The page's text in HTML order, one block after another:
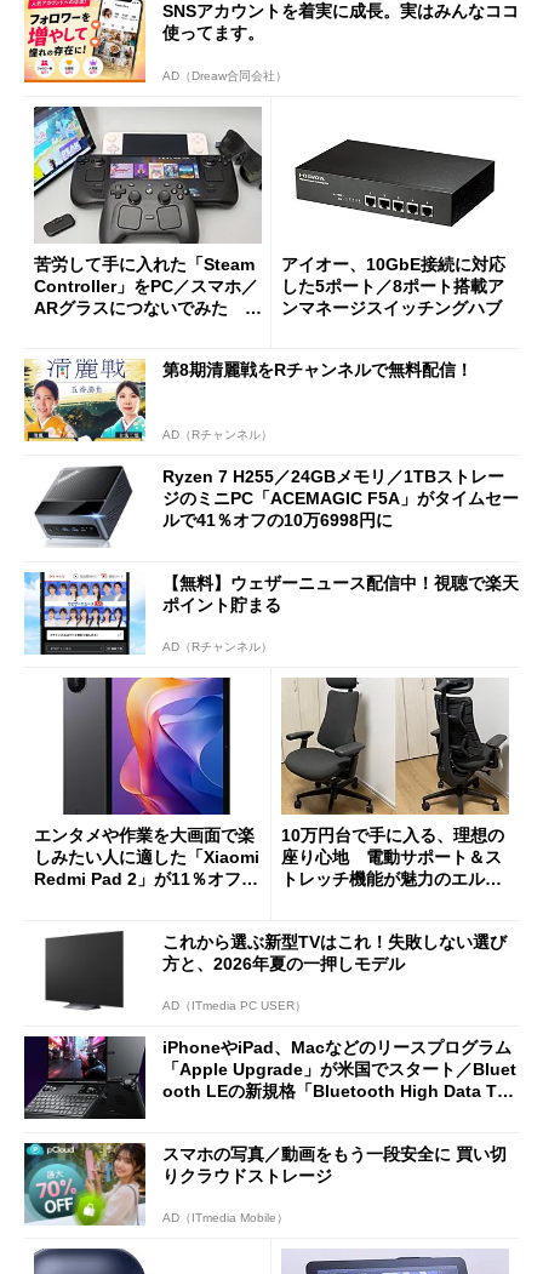
SNSアカウントを着実に成長。実はみんなココ
使ってます。
AD（Dreaw合同会社）
苦労して手に入れた「Steam
Controller」をPC／スマホ／
ARグラスにつないでみた ゲ
アイオー、10GbE接続に対応
した5ポート／8ポート搭載ア
ンマネージスイッチングハブ
第8期清麗戦をRチャンネルで無料配信！
AD（Rチャンネル）
Ryzen 7 H255／24GBメモリ／1TBストレー
ジのミニPC「ACEMAGIC F5A」がタイムセー
ルで41％オフの10万6998円に
【無料】ウェザーニュース配信中！視聴で楽天
ポイント貯まる
AD（Rチャンネル）
エンタメや作業を大画面で楽
しみたい人に適した「Xiaomi
Redmi Pad 2」が11％オフの
10万円台で手に入る、理想の
座り心地 電動サポート＆ス
トレッチ機能が魅力のエルゴ
これから選ぶ新型TVはこれ！失敗しない選び
方と、2026年夏の一押しモデル
AD（ITmedia PC USER）
iPhoneやiPad、Macなどのリースプログラム
「Apple Upgrade」が米国でスタート／Bluet
ooth LEの新規格「Bluetooth High Data Thr
スマホの写真／動画をもう一段安全に 買い切
りクラウドストレージ
AD（ITmedia Mobile）